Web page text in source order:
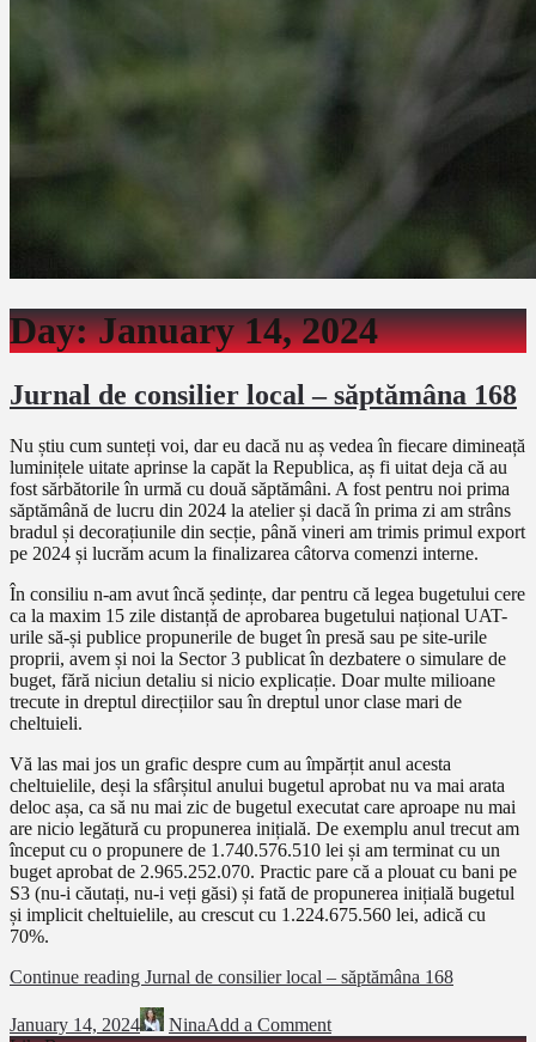
Day:January 14, 2024
Jurnal de consilier local – săptămâna 168
Nu știu cum sunteți voi, dar eu dacă nu aș vedea în fiecare dimineață
luminițele uitate aprinse la capăt la Republica, aș fi uitat deja că au
fost sărbătorile în urmă cu două săptămâni. A fost pentru noi prima
săptămână de lucru din 2024 la atelier și dacă în prima zi am strâns
bradul și decorațiunile din secție, până vineri am trimis primul export
pe 2024 și lucrăm acum la finalizarea câtorva comenzi interne.
În consiliu n-am avut încă ședințe, dar pentru că legea bugetului cere
ca la maxim 15 zile distanță de aprobarea bugetului național UAT-
urile să-și publice propunerile de buget în presă sau pe site-urile
proprii, avem și noi la Sector 3 publicat în dezbatere o simulare de
buget, fără niciun detaliu si nicio explicație. Doar multe milioane
trecute in dreptul direcțiilor sau în dreptul unor clase mari de
cheltuieli.
Vă las mai jos un grafic despre cum au împărțit anul acesta
cheltuielile, deși la sfârșitul anului bugetul aprobat nu va mai arata
deloc așa, ca să nu mai zic de bugetul executat care aproape nu mai
are nicio legătură cu propunerea inițială. De exemplu anul trecut am
început cu o propunere de 1.740.576.510 lei și am terminat cu un
buget aprobat de 2.965.252.070. Practic pare că a plouat cu bani pe
S3 (nu-i căutați, nu-i veți găsi) și fată de propunerea inițială bugetul
și implicit cheltuielile, au crescut cu 1.224.675.560 lei, adică cu
70%.
Continue reading Jurnal de consilier local – săptămâna 168
January 14, 2024 NinaAdd a Comment